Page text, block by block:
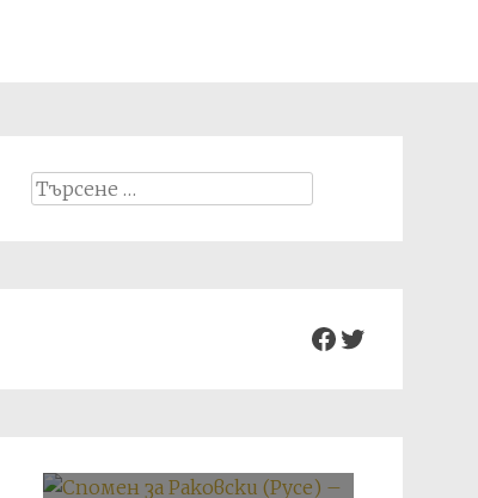
Search
Facebook
Twitter